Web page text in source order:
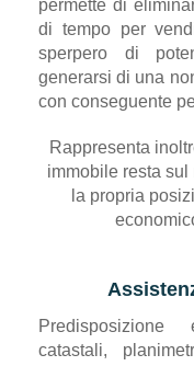
permette di
di tempo per
sperpero di
generarsi di una
con conseguente
Rappresenta
immobile resta
la propria
catastali,